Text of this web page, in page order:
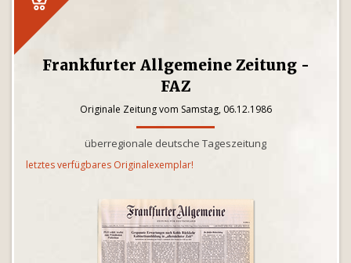
Frankfurter Allgemeine Zeitung -
FAZ
Originale Zeitung vom Samstag, 06.12.1986
überregionale deutsche Tageszeitung
letztes verfügbares Originalexemplar!